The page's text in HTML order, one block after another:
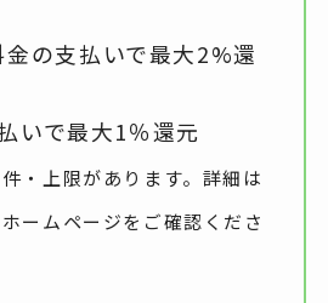
金の支払いで最大2%還
いで最大1％還元
・上限があります。詳細は
ームページをご確認くださ